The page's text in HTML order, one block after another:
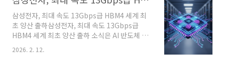
객관적으로 분석하여 안내합니다. 전국 후방카메
라 위치 및 주요 권역 요약 💡 한눈에 보는 핵심
요약 권역 구분 주요 설치 지점 특징 집중 관리 대
상 ..
삼성전자, 최대 속도 13Gbps급 HBM4 세계 최
초 양산 출하삼성전자, 최대 속도 13Gbps급
HBM4 세계 최초 양산 출하 소식은 AI 반도체 시
장의 흐름을 가늠할 수 있는 중요한 이슈입니다.
고대역폭 메모리(HBM)는 인공지능 가속기와 데
2026. 2. 12.